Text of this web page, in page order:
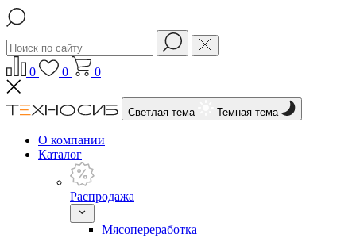
0 0 0
Светлая тема Темная тема
О компании
Каталог
Распродажа
Мясопереработка